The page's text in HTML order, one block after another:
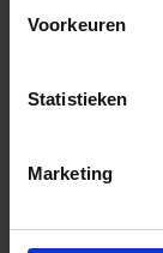
Voorkeuren
Statistieken
Marketing